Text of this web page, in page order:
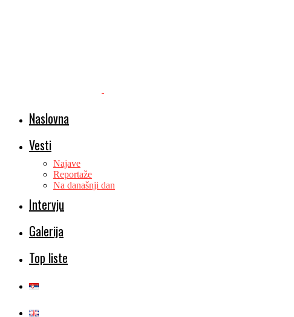
Naslovna
Vesti
Najave
Reportaže
Na današnji dan
Intervju
Galerija
Top liste